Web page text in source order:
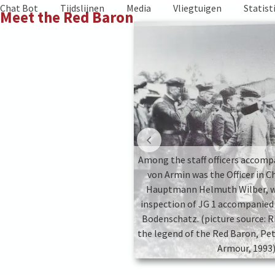
Skip
to
Meet the Red Baron
Chat Bot Tijdslijnen Media Vliegtuigen
Among the staff officers
von Armin was the Officer in
Hauptmann Helmuth Wilber,
inspection of JG 1
Bodenschatz. (picture source:
the legend of the Red Baron,
Armour, 1993)